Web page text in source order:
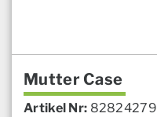
Mutter Case
Artikel Nr: 82824279